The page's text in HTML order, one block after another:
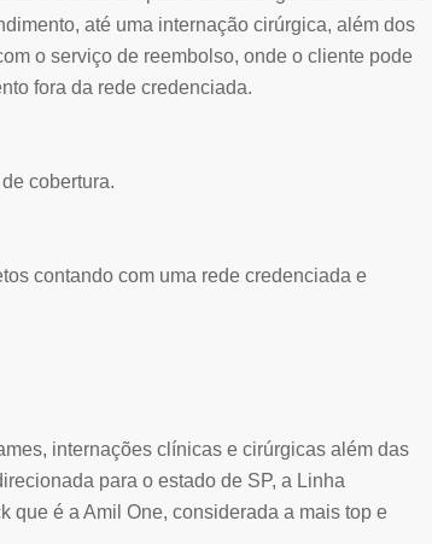
até uma internação cirúrgica, além dos
o serviço de reembolso, onde o cliente pode
fora da rede credenciada.
cobertura.
contando com uma rede credenciada e
internações clínicas e cirúrgicas além das
para o estado de SP, a Linha
que é a Amil One, considerada a mais top e